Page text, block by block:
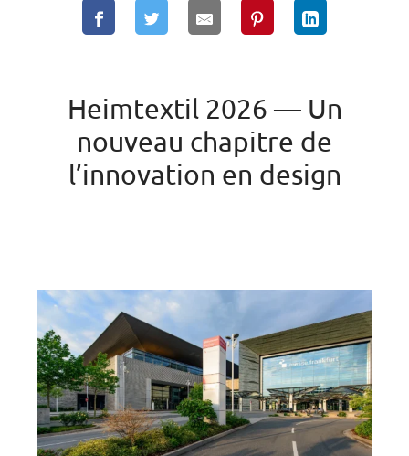
Heimtextil 2026 — Un
nouveau chapitre de
l’innovation en design